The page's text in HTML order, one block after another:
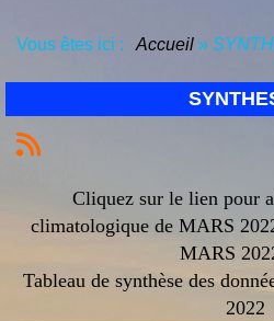
Vous êtes ici : Accueil »
Cliquez sur le lien pour
climatologique de MARS
MARS
Tableau de synthèse des
2022